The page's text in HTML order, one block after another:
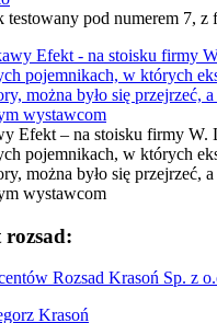
testowany pod numerem 7,
Efekt – na stoisku firmy W.
pojemnikach, w których
można było się przejrzeć,
wystawcom
rozsad:
Rozsad Krasoń Sp. z